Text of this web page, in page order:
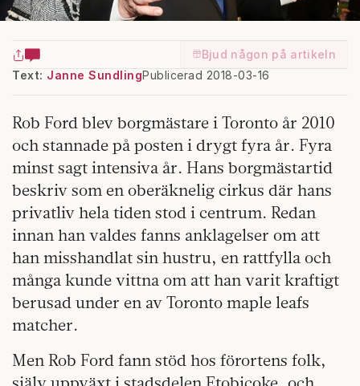
Bjud någon på artikeln
Text: Janne SundlingPublicerad 2018-03-16
Rob Ford blev borgmästare i Toronto år 2010
och stannade på posten i drygt fyra år. Fyra
minst sagt intensiva år. Hans borgmästartid
beskriv som en oberäknelig cirkus där hans
privatliv hela tiden stod i centrum. Redan
innan han valdes fanns anklagelser om att
han misshandlat sin hustru, en rattfylla och
många kunde vittna om att han varit kraftigt
berusad under en av Toronto maple leafs
matcher.
Men Rob Ford fann stöd hos förortens folk,